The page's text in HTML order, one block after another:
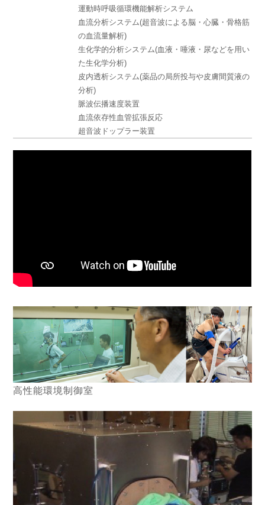
運動時呼吸循環機能解析システム
血流分析システム(超音波による脳・心臓・骨格筋
の血流量解析)
生化学的分析システム(血液・唾液・尿などを用い
た生化学分析)
皮内透析システム(薬品の局所投与や皮膚間質液の
分析)
脈波伝播速度装置
血流依存性血管拡張反応
超音波ドップラー装置
高性能環境制御室